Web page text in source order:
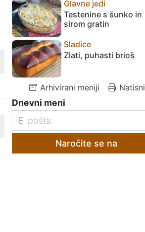
Glavne jedi
Testenine s šunko in
sirom gratin
Sladice
Zlati, puhasti brioš
Arhivirani meniji Natisni
Dnevni meni
Naročite se na